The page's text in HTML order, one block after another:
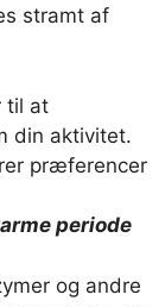
stramt af
til at
din aktivitet.
præferencer
periode
og andre